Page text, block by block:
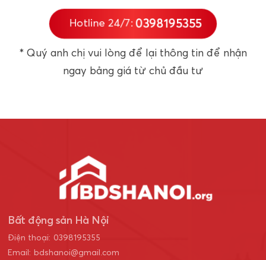
Hotline 24/7:0398195355
* Quý anh chị vui lòng để lại thông tin để nhận
ngay bảng giá từ chủ đầu tư
Bất động sản Hà Nội
Điện thoại: 0398195355
Email: bdshanoi@gmail.com